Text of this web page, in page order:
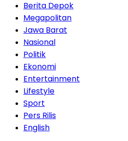
Berita Depok
Megapolitan
Jawa Barat
Nasional
Politik
Ekonomi
Entertainment
Lifestyle
Sport
Pers Rilis
English